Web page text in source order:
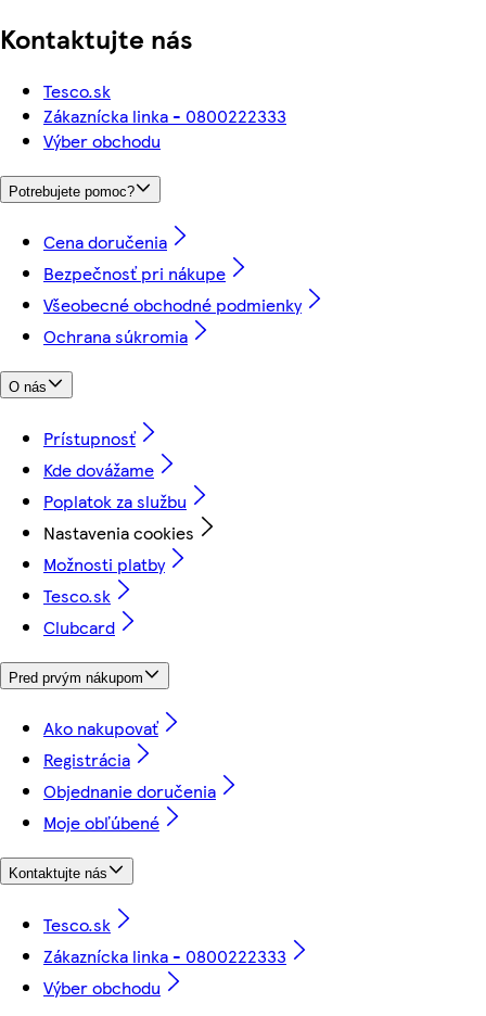
Kontaktujte nás
Tesco.sk
Zákaznícka linka - 0800222333
Výber obchodu
Potrebujete pomoc?
Cena doručenia
Bezpečnosť pri nákupe
Všeobecné obchodné podmienky
Ochrana súkromia
O nás
Prístupnosť
Kde dovážame
Poplatok za službu
Nastavenia cookies
Možnosti platby
Tesco.sk
Clubcard
Pred prvým nákupom
Ako nakupovať
Registrácia
Objednanie doručenia
Moje obľúbené
Kontaktujte nás
Tesco.sk
Zákaznícka linka - 0800222333
Výber obchodu